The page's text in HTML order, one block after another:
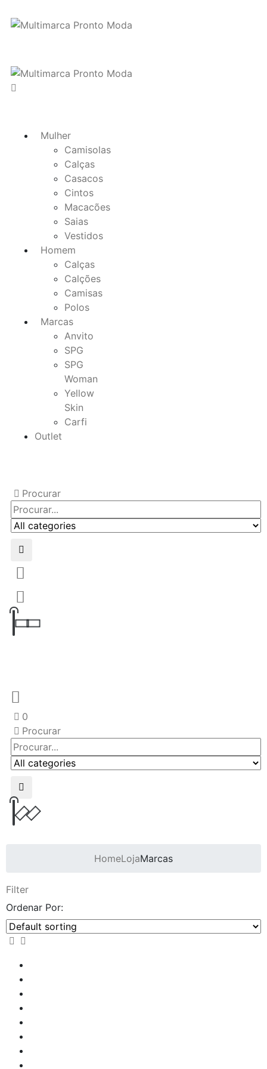
Mulher
Camisolas
Calças
Casacos
Cintos
Macacões
Saias
Vestidos
Homem
Calças
Calções
Camisas
Polos
Marcas
Anvito
SPG
SPG
Woman
Yellow
Skin
Carfi
Outlet
Procurar
0
Procurar
HomeLojaMarcas
Filter
Ordenar Por: